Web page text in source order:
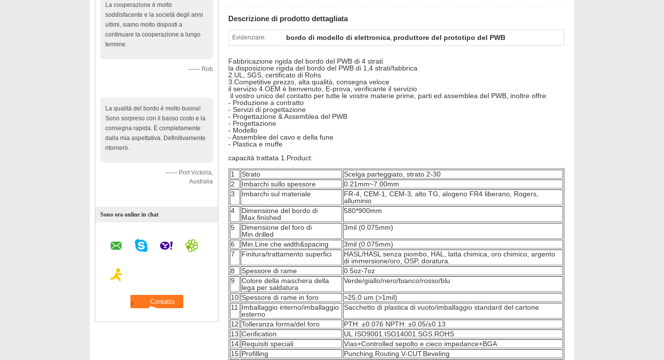
La cooperazione è molto
soddisfacente e la società degli anni
ultimi, siamo molto disposti a
continuare la cooperazione a lungo
termine.
—— Rob
La qualità del bordo è molto buona!
Sono sorpreso con il basso costo e la
consegna rapida. È completamente
dalla mia aspettativa. Definitivamente
ritornerò.
—— Port Victoria,
Australia
Sono ora online in chat
Descrizione di prodotto dettagliata
Evidenziare: bordo di modello di elettronica, produttore del prototipo del PWB
Fabbricazione rigida del bordo del PWB di 4 strati
la disposizione rigida del bordo del PWB di 1,4 strati/fabbrica
2.UL, SGS, certificato di Rohs
3.Competitive prezzo, alta qualità, consegna veloce
il servizio 4.OEM è benvenuto, E-prova, verificante il servizio
il vostro unico del contatto per tutte le vostre materie prime, parti ed assemblea del PWB, inoltre offre:
- Produzione a contratto
- Servizi di progettazione
- Progettazione & Assemblea del PWB
- Progettazione
- Modello
- Assemblee del cavo e della fune
- Plastica e muffe
capacità trattata 1.Product:
1 Strato
Scelga parteggiato, strato 2-30
2
Imbarchi sullo spessore
0.21mm~7.00mm
3
Imbarchi sul materiale
FR-4, CEM-1, CEM-3, alto TG, alogeno FR4 liberano, Rogers,
alluminio
4
Dimensione del bordo di
Max.finished
580*900mm
5
Dimensione del foro di
Min.drilled
3mil (0.075mm)
6 Min.Line che width&spacing
3mil (0.075mm)
7
Finitura/trattamento superfici
HASL/HASL senza piombo, HAL, latta chimica, oro chimico, argento
di immersione/oro, OSP, doratura.
8
Spessore di rame
0.5oz-7oz
9
Colore della maschera della
lega per saldatura
Verde/giallo/nero/bianco/rosso/blu
10 Spessore di rame in foro >25,0 um (>1mil)
11
Imballaggio interno/imballaggio
esterno
Sacchetto di plastica di vuoto/imballaggio standard del cartone
12 Tolleranza forma/del foro
PTH: ±0.076 NPTH: ±0.05/±0.13
13 Cerification
UL.ISO9001.ISO14001.SGS.ROHS
14 Requisiti speciali
Vias+Controlled sepolto e cieco impedance+BGA
15 Profilling
Punching.Routing.V-CUT.Beveling